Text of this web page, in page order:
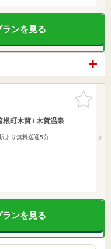
ンを見る
お気に入
りに追加
根町木賀 / 木賀温泉
より無料送迎5分
ンを見る